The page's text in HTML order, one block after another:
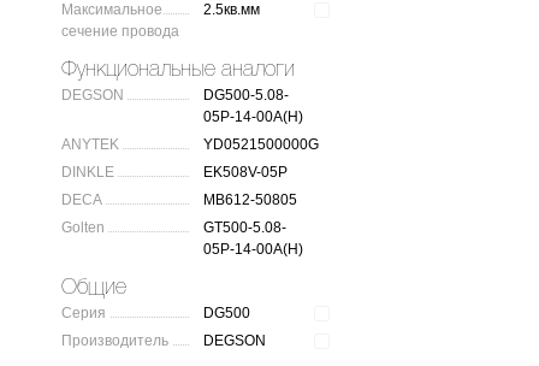
Максимальное
сечение провода
2.5кв.мм
Функциональные аналоги
DEGSON
DG500-5.08-
05P-14-00A(H)
ANYTEK
YD0521500000G
DINKLE
EK508V-05P
DECA
MB612-50805
Golten
GT500-5.08-
05P-14-00A(H)
Общие
Серия
DG500
Производитель
DEGSON